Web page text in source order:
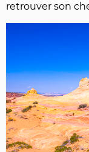
retrouver son